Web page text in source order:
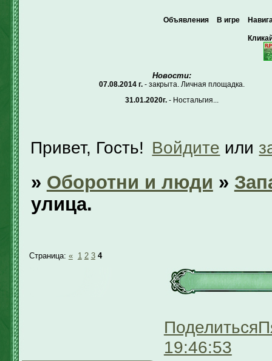
Объявления В игре
Новости:
07.08.2014 г. - закрыта. Личная площадка.
31.01.2020г. - Ностальгия...
Привет, Гость! Войдите или
» Оборотни и люди »
улица.
Страница: « 1 2 3 4
Поделиться
19:46:53